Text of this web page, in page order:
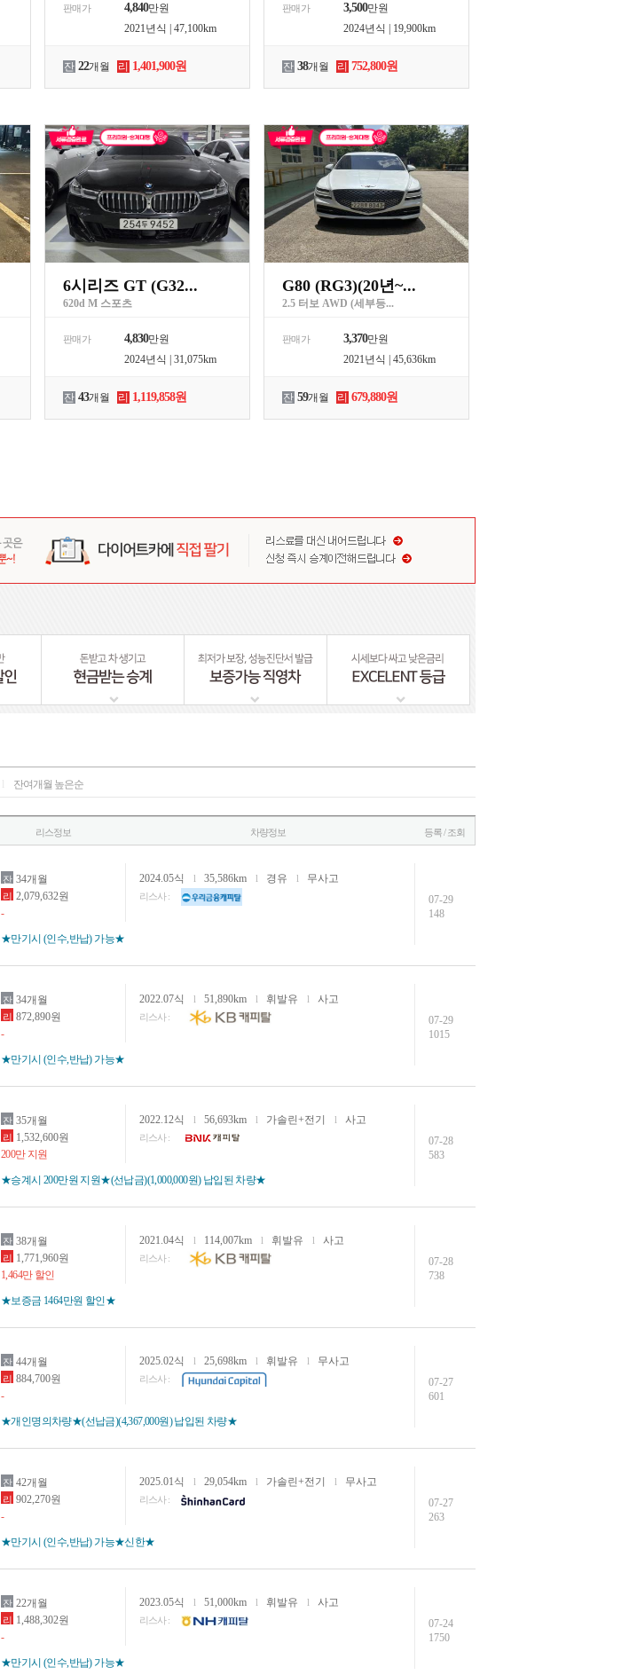
판매가 4,840만원
2021년식 | 47,100km
잔 22개월 리 1,401,900원
판매가 3,500만원
2024년식 | 19,900km
잔 38개월 리 752,800원
6시리즈 GT (G32...
620d M 스포츠
판매가 4,830만원
2024년식 | 31,075km
잔 43개월 리 1,119,858원
G80 (RG3)(20년~...
2.5 터보 AWD (세부등...
판매가 3,370만원
2021년식 | 45,636km
잔 59개월 리 679,880원
잔여개월 높은순
리스정보 차량정보 등록 / 조회
잔 34개월
리 2,079,632원
-
2024.05식 l 35,586km l 경유 l 무사고
리스사 :
★만기시 (인수,반납) 가능★
07-29
148
잔 34개월
리 872,890원
-
2022.07식 l 51,890km l 휘발유 l 사고
리스사 :
★만기시 (인수,반납) 가능★
07-29
1015
잔 35개월
리 1,532,600원
200만 지원
2022.12식 l 56,693km l 가솔린+전기 l 사고
리스사 :
★승계시 200만원 지원★(선납금)(1,000,000원) 납입된 차량★
07-28
583
잔 38개월
리 1,771,960원
1,464만 할인
2021.04식 l 114,007km l 휘발유 l 사고
리스사 :
★보증금 1464만원 할인★
07-28
738
잔 44개월
리 884,700원
-
2025.02식 l 25,698km l 휘발유 l 무사고
리스사 :
★개인명의차량★(선납금)(4,367,000원) 납입된 차량★
07-27
601
잔 42개월
리 902,270원
-
2025.01식 l 29,054km l 가솔린+전기 l 무사고
리스사 :
★만기시 (인수,반납) 가능★신한★
07-27
263
잔 22개월
리 1,488,302원
-
2023.05식 l 51,000km l 휘발유 l 사고
리스사 :
★만기시 (인수,반납) 가능★
07-24
1750